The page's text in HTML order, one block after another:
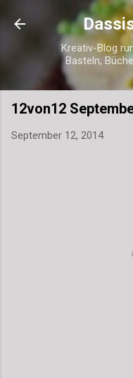
Direkt
Kreativ-Blog
Basteln,
12von12
September 12, 2014